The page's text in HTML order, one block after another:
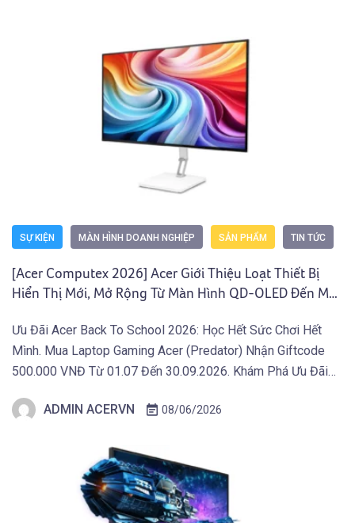
SỰ KIỆN MÀN HÌNH DOANH NGHIỆP SẢN PHẨM TIN TỨC
[Acer Computex 2026] Acer Giới Thiệu Loạt Thiết Bị
Hiển Thị Mới, Mở Rộng Từ Màn Hình QD-OLED Đến Máy
Ưu Đãi Acer Back To School 2026: Học Hết Sức Chơi Hết
Mình. Mua Laptop Gaming Acer (Predator) Nhận Giftcode
500.000 VNĐ Từ 01.07 Đến 30.09.2026. Khám Phá Ưu Đãi
danh mục thiết bị hiển thị mới phục vụ sáng tạo, giải trí và […]
ADMIN ACERVN 08/06/2026